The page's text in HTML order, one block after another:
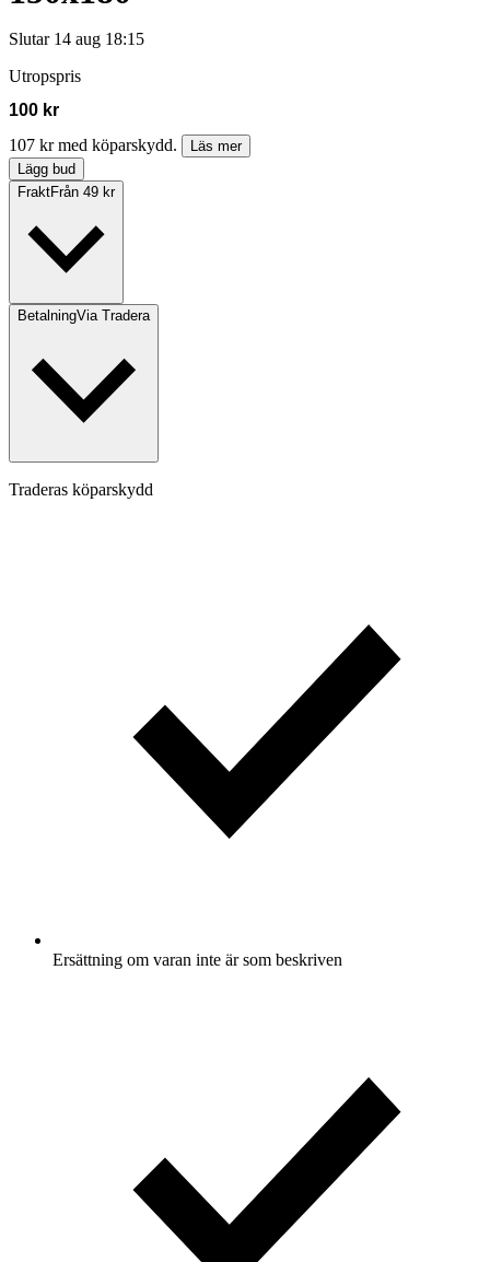
Slutar 14 aug 18:15
Utropspris
100 kr
107 kr med köparskydd.
Läs mer
Lägg bud
FraktFrån 49 kr
BetalningVia Tradera
Traderas köparskydd
Ersättning om varan inte är som beskriven